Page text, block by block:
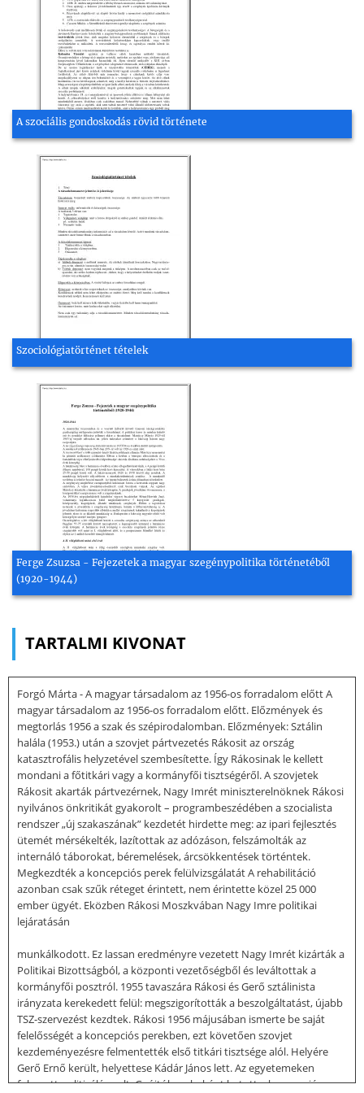
A szociális gondoskodás rövid története
Szociológiatörténet tételek
Ferge Zsuzsa - Fejezetek a magyar szegénypolitika történetéből
(1920-1944)
TARTALMI KIVONAT
Forgó Márta - A magyar társadalom az 1956-os forradalom előtt A
magyar társadalom az 1956-os forradalom előtt. Előzmények és
megtorlás 1956 a szak és szépirodalomban. Előzmények: Sztálin
halála (1953.) után a szovjet pártvezetés Rákosit az ország
katasztrofális helyzetével szembesítette. Így Rákosinak le kellett
mondani a főtitkári vagy a kormányfői tisztségéről. A szovjetek
Rákosit akarták pártvezérnek, Nagy Imrét miniszterelnöknek Rákosi
nyilvános önkritikát gyakorolt – programbeszédében a szocialista
rendszer „új szakaszának” kezdetét hirdette meg: az ipari fejlesztés
ütemét mérsékelték, lazítottak az adózáson, felszámolták az
internáló táborokat, béremelések, árcsökkentések történtek.
Megkezdték a koncepciós perek felülvizsgálatát A rehabilitáció
azonban csak szűk réteget érintett, nem érintette közel 25 000
ember ügyét. Eközben Rákosi Moszkvában Nagy Imre politikai
lejáratásán
munkálkodott. Ez lassan eredményre vezetett Nagy Imrét kizárták a
Politikai Bizottságból, a központi vezetőségből és leváltottak a
kormányfői posztról. 1955 tavaszára Rákosi és Gerő sztálinista
irányzata kerekedett felül: megszigorították a beszolgáltatást, újabb
TSZ-szervezést kezdtek. Rákosi 1956 májusában ismerte be saját
felelősségét a koncepciós perekben, ezt követően szovjet
kezdeményezésre felmentették első titkári tisztsége alól. Helyére
Gerő Ernő került, helyettese Kádár János lett. Az egyetemeken
fokozott politizálás volt. Gyújtóbombaként hatott a koncepciós